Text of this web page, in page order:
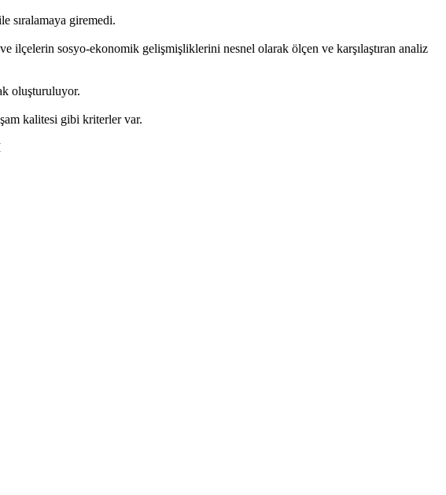
sıralamaya giremedi.
ilçelerin sosyo-ekonomik gelişmişliklerini nesnel olarak ölçen ve karşılaştıran analiz
oluşturuluyor.
kalitesi gibi kriterler var.